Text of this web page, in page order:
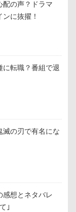
配の声？ドラマ
ンに抜擢！
に転職？番組で退
滅の刃で有名にな
感想とネタバレ
｣